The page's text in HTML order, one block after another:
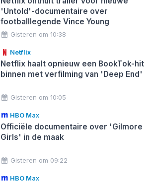
'Untold'-documentaire over
footballlegende Vince Young
Gisteren om 10:38
Netflix
Netflix haalt opnieuw een BookTok-hit
binnen met verfilming van 'Deep End'
Gisteren om 10:05
HBO Max
Officiële documentaire over 'Gilmore
Girls' in de maak
Gisteren om 09:22
HBO Max